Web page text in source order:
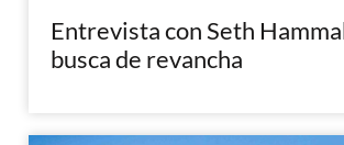
Entrevista con Seth
busca de revancha